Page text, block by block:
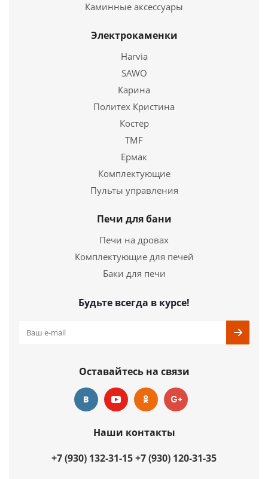
Купить в 1 клик
Печь для бани Эльбрус 20 с теплообменником
Панорама
Каминные аксессуары
Электрокаменки
Harvia
SAWO
Карина
Политех Кристина
Костёр
TMF
Ермак
Комплектующие
Пульты управления
Печи для бани
Печи на дровах
Комплектующие для печей
Баки для печи
Будьте всегда в курсе!
Оставайтесь на связи
Наши контакты
+7 (930) 132-31-15+7 (930) 120-31-35